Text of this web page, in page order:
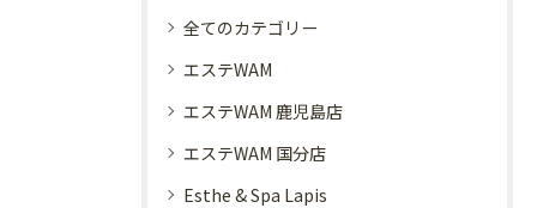
全てのカテゴリー
エステWAM
エステWAM 鹿児島店
エステWAM 国分店
Esthe & Spa Lapis